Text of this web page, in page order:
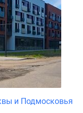
и Подмосковья